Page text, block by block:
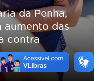
da Penha,
aumento das
contra